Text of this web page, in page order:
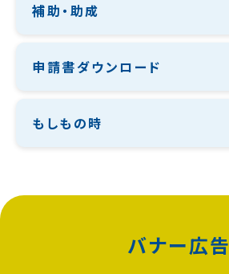
補助・助成
申請書ダウンロード
もしもの時
バナー広告